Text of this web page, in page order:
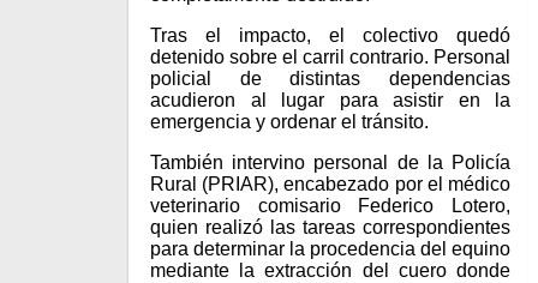
Tras el impacto, el colectivo quedó
detenido sobre el carril contrario. Personal
policial de distintas dependencias
acudieron al lugar para asistir en la
emergencia y ordenar el tránsito.
También intervino personal de la Policía
Rural (PRIAR), encabezado por el médico
veterinario comisario Federico Lotero,
quien realizó las tareas correspondientes
para determinar la procedencia del equino
mediante la extracción del cuero donde